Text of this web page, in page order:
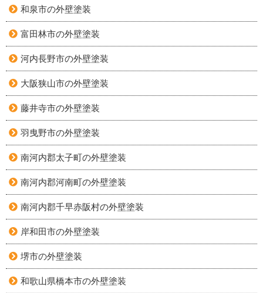
和泉市の外壁塗装
富田林市の外壁塗装
河内長野市の外壁塗装
大阪狭山市の外壁塗装
藤井寺市の外壁塗装
羽曳野市の外壁塗装
南河内郡太子町の外壁塗装
南河内郡河南町の外壁塗装
南河内郡千早赤阪村の外壁塗装
岸和田市の外壁塗装
堺市の外壁塗装
和歌山県橋本市の外壁塗装